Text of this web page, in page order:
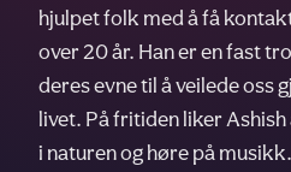
hjulpet folk med å få
over 20 år. Han er en fast
deres evne til å veilede oss
livet. På fritiden liker
i naturen og høre på